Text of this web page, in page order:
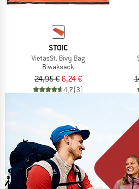
STOIC
VietasSt. Bivy Bag
Biwaksack
24,95 € 6,24 €
4,7(3)